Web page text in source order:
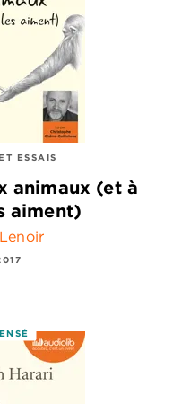
ESSAIS
animaux (et à
aiment)